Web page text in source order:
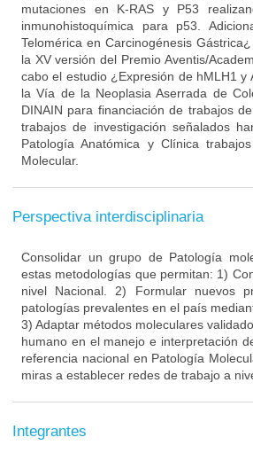
mutaciones en K-RAS y P53
inmunohistoquímica para p53.
Telomérica en Carcinogénesis
la XV versión del Premio Aventis/
cabo el estudio ¿Expresión de hMLH1 y
la Vía de la Neoplasia Aserrada de
DINAIN para financiación de trabajos
trabajos de investigación señalados
Patología Anatómica y Clínica
Molecular.
Perspectiva interdisciplinaria
Consolidar un grupo de Patología
estas metodologías que permitan: 1)
nivel Nacional. 2) Formular nuevos
patologías prevalentes en el país
3) Adaptar métodos moleculares
humano en el manejo e interpretación
referencia nacional en Patología
miras a establecer redes de trabajo a
Integrantes